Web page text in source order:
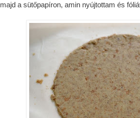
majd a sütőpapíron, amin nyújtottam és